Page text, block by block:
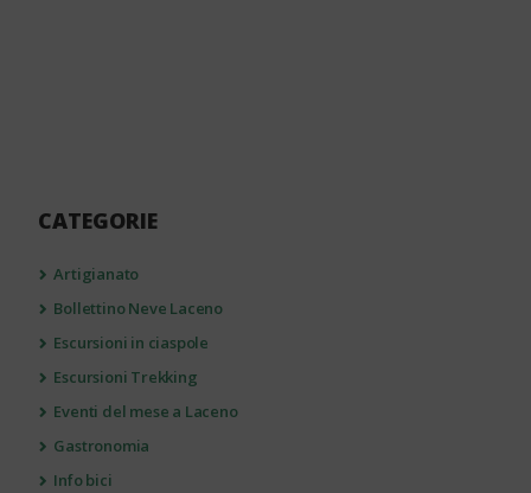
CATEGORIE
Artigianato
Bollettino Neve Laceno
Escursioni in ciaspole
Escursioni Trekking
Eventi del mese a Laceno
Gastronomia
Info bici